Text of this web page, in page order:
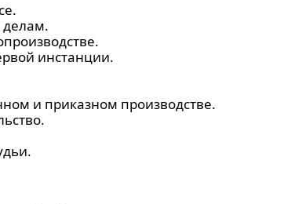
делам.
инстанции.
и приказном производстве.